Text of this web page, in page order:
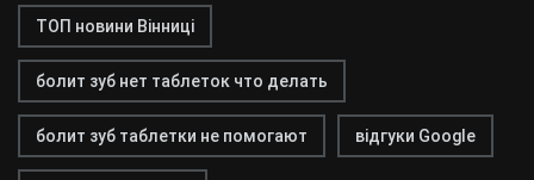
ТОП новини Вінниці
болит зуб нет таблеток что делать
болит зуб таблетки не помогают відгуки Google